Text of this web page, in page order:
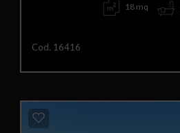
18 mq
Cod. 16416